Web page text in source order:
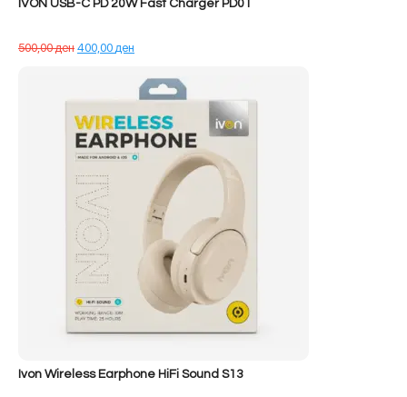
IVON USB-C PD 20W Fast Charger PD01
500,00денÇmimi
400,00ден
tanishëm
është:
400,00 ден.
Ivon Wireless Earphone HiFi Sound S13